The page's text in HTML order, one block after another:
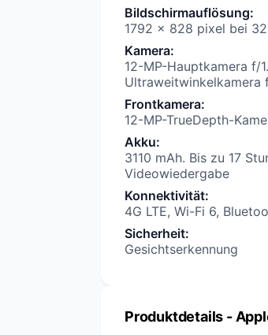
Bildschirmauflösung:
1792 x 828 pixel bei
Kamera:
12-MP-Hauptkamera f/
Ultraweitwinkelkamera
Frontkamera:
12-MP-TrueDepth-
Akku:
3110 mAh. Bis zu 17
Videowiedergabe
Konnektivität:
4G LTE, Wi-Fi 6,
Sicherheit:
Gesichtserkennung
Produktdetails -